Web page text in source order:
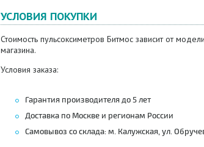
УСЛОВИЯ ПОКУПКИ
Стоимость пульсоксиметров Битмос зависит от
магазина.
Условия заказа:
Гарантия производителя до 5 лет
Доставка по Москве и регионам России
Самовывоз со склада: м. Калужская, ул.